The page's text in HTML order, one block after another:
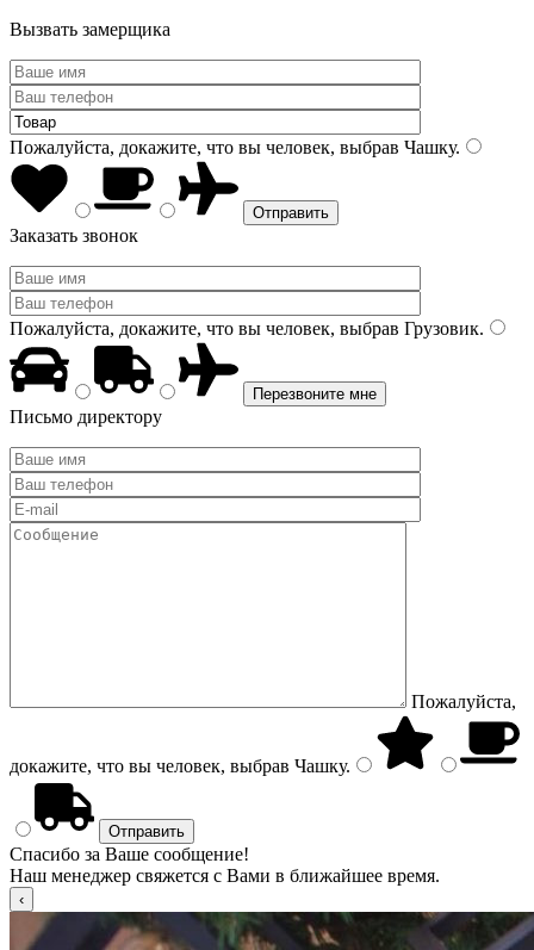
Вызвать замерщика
Пожалуйста, докажите, что вы человек, выбрав Чашку.
Заказать звонок
Пожалуйста, докажите, что вы человек, выбрав Грузовик.
Письмо директору
Пожалуйста,
докажите, что вы человек, выбрав Чашку.
Спасибо за Ваше сообщение!
Наш менеджер свяжется с Вами в ближайшее время.